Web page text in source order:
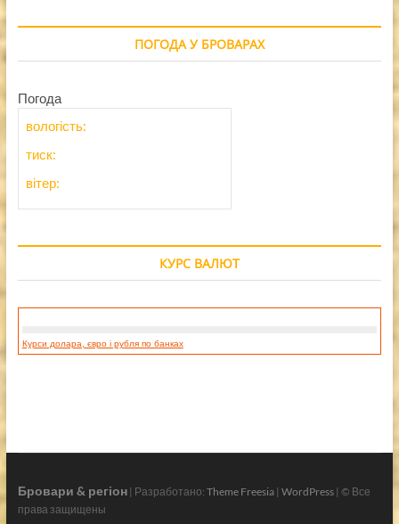
ПОГОДА У БРОВАРАХ
Погода
вологість:
тиск:
вітер:
КУРС ВАЛЮТ
Курси долара, євро і рубля по банках
Бровари & регіон| Разработано: Theme Freesia| WordPress| © Все
права защищены